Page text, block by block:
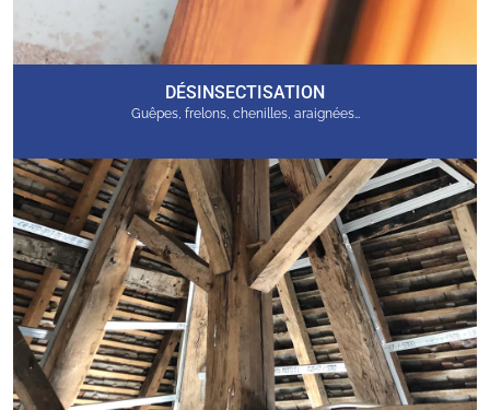
DÉSINSECTISATION
Guêpes, frelons, chenilles, araignées…